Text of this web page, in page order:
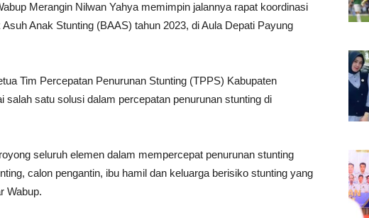
Merangin Nilwan Yahya memimpin jalannya rapat koordinasi
Anak Stunting (BAAS) tahun 2023, di Aula Depati Payung
Tim Percepatan Penurunan Stunting (TPPS) Kabupaten
salah satu solusi dalam percepatan penurunan stunting di
seluruh elemen dalam mempercepat penurunan stunting
calon pengantin, ibu hamil dan keluarga berisiko stunting yang
Wabup.